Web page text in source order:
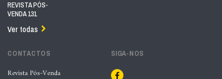
REVISTA PÓS-
VENDA 131
Ver todas
CONTACTOS
Revista Pós-Venda
SIGA-NOS